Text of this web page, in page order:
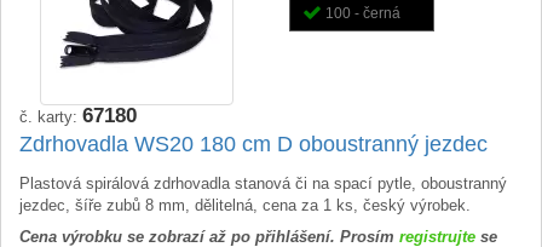
100 - černá
č. karty: 67180
Zdrhovadla WS20 180 cm D oboustranný jezdec
Plastová spirálová zdrhovadla stanová či na spací pytle, oboustranný
jezdec, šíře zubů 8 mm, dělitelná, cena za 1 ks, český výrobek.
Cena výrobku se zobrazí až po přihlášení. Prosím registrujte se